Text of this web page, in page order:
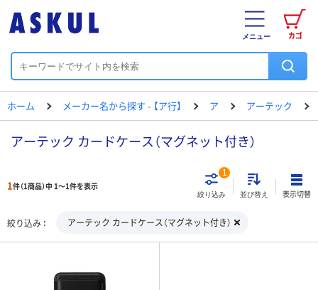
カゴ
メニュー
ホーム メーカー名から探す - 【ア行】 ア アーテック
アーテック カードケース（マグネット付き）
1件（1商品）中 1～1件を表示
絞り込み
1
並び替え 表示切替
絞り込み アーテック カードケース（マグネット付き）